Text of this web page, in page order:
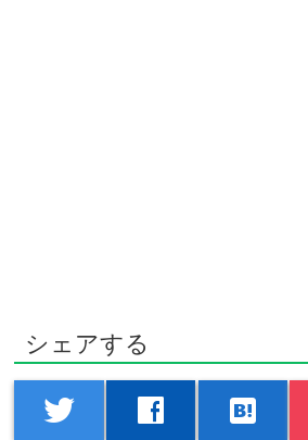
シェアする
twitter facebook hatenabookmark